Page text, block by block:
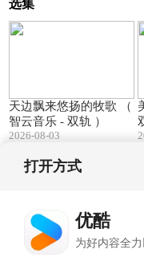
选集
天边飘来悠扬的牧歌 （
智云音乐 - 双轨 ）
2026-08-03
打开方式
优酷
为好内容全力